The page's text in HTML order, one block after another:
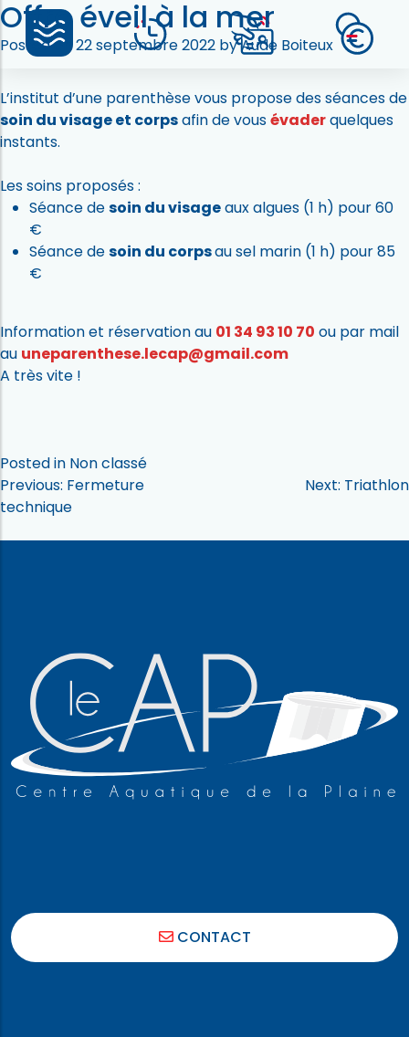
Offre éveil à la mer
Posted on22 septembre 2022 byAude Boiteux
Du3 octobreau31 décembre2022
Venez profiter d’un moment dedétente
comme si vous
étiez à lamer!
L’institut d’une parenthèse vous propose des séances de
soin du visage et corpsafin de vousévaderquelques
instants.
Les soins proposés :
Séance desoin du visageaux algues (1 h) pour 60
€
Séance desoin du corpsau sel marin (1 h) pour 85
€
Information et réservation au 01 34 93 10 70 ou par mail
au uneparenthese.lecap@gmail.com
A très vite !
Posted in Non classé
Navigation
de
l’article
Previous: Fermeture
technique
Next: Triathlon
CONTACT